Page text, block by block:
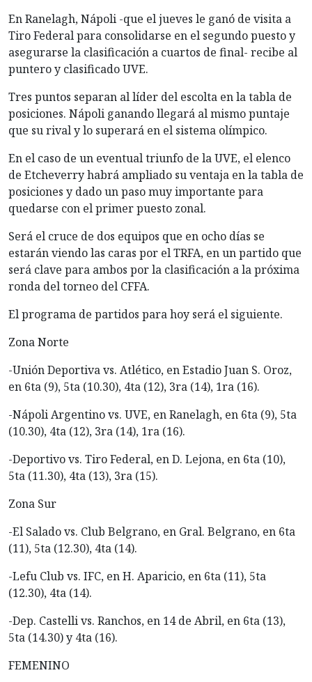
En Ranelagh, Nápoli -que el jueves le ganó de visita a
Tiro Federal para consolidarse en el segundo puesto y
asegurarse la clasificación a cuartos de final- recibe al
puntero y clasificado UVE.
Tres puntos separan al líder del escolta en la tabla de
posiciones. Nápoli ganando llegará al mismo puntaje
que su rival y lo superará en el sistema olímpico.
En el caso de un eventual triunfo de la UVE, el elenco
de Etcheverry habrá ampliado su ventaja en la tabla de
posiciones y dado un paso muy importante para
quedarse con el primer puesto zonal.
Será el cruce de dos equipos que en ocho días se
estarán viendo las caras por el TRFA, en un partido que
será clave para ambos por la clasificación a la próxima
ronda del torneo del CFFA.
El programa de partidos para hoy será el siguiente.
Zona Norte
-Unión Deportiva vs. Atlético, en Estadio Juan S. Oroz,
en 6ta (9), 5ta (10.30), 4ta (12), 3ra (14), 1ra (16).
-Nápoli Argentino vs. UVE, en Ranelagh, en 6ta (9), 5ta
(10.30), 4ta (12), 3ra (14), 1ra (16).
-Deportivo vs. Tiro Federal, en D. Lejona, en 6ta (10),
5ta (11.30), 4ta (13), 3ra (15).
Zona Sur
-El Salado vs. Club Belgrano, en Gral. Belgrano, en 6ta
(11), 5ta (12.30), 4ta (14).
-Lefu Club vs. IFC, en H. Aparicio, en 6ta (11), 5ta
(12.30), 4ta (14).
-Dep. Castelli vs. Ranchos, en 14 de Abril, en 6ta (13),
5ta (14.30) y 4ta (16).
FEMENINO